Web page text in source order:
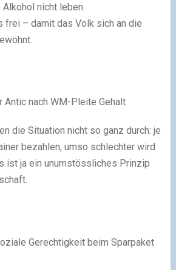
nicht leben.
frei – damit das Volk sich an die
Antic nach WM-Pleite Gehalt
die Situation nicht so ganz durch: je
bezahlen, umso schlechter wird
ist ja ein unumstössliches Prinzip
Gerechtigkeit beim Sparpaket